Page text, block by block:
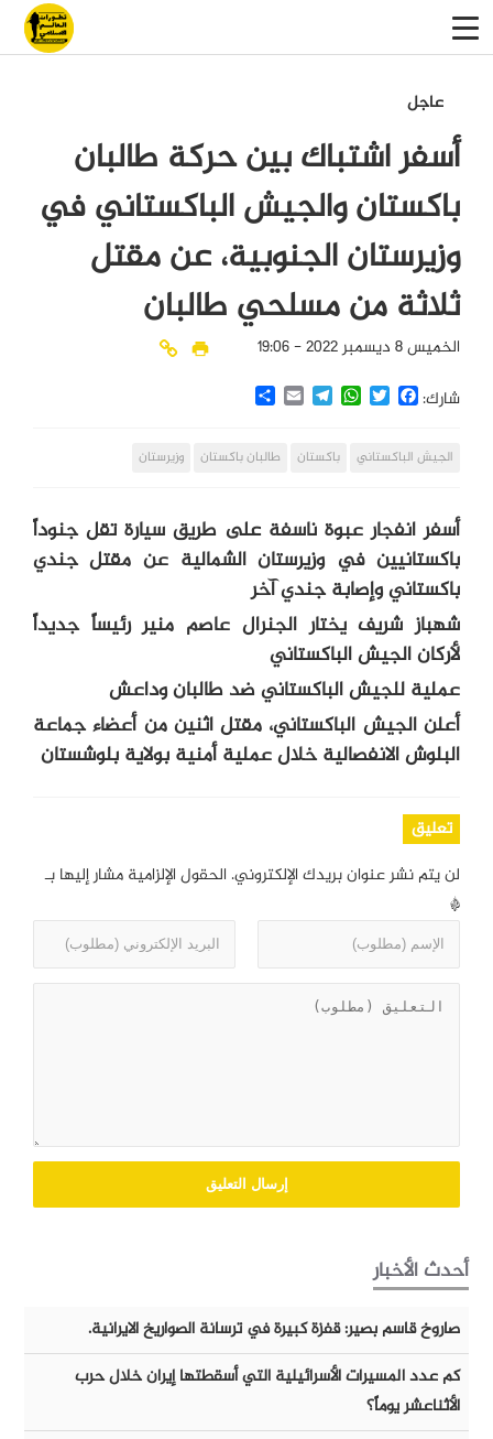
عاجل
أسفر اشتباك بين حركة طالبان
باكستان والجيش الباكستاني في
وزيرستان الجنوبية، عن مقتل
ثلاثة من مسلحي طالبان
الخميس 8 ديسمبر 2022 - 19:06
شارك:
Facebook
Twitter
WhatsApp
Telegram
Email
Share
الجيش الباكستاني باكستان طالبان باكستان وزيرستان
أسفر انفجار عبوة ناسفة على طريق سيارة تقل جنوداً
باكستانيين في وزيرستان الشمالية عن مقتل جندي
باكستاني وإصابة جندي آخر
شهباز شريف يختار الجنرال عاصم منير رئيساً جديداً
لأركان الجيش الباكستاني
عملية للجيش الباكستاني ضد طالبان وداعش
أعلن الجيش الباكستاني، مقتل اثنين من أعضاء جماعة
البلوش الانفصالية خلال عملية أمنية بولاية بلوشستان
تعليق
لن يتم نشر عنوان بريدك الإلكتروني. الحقول الإلزامية مشار إليها بـ
*
أحدث الأخبار
صاروخ قاسم بصير: قفزة كبيرة في ترسانة الصواريخ الايرانية.
كم عدد المسيرات الأسرائيلية التي أسقطتها إيران خلال حرب
الأثناعشر يوماً؟